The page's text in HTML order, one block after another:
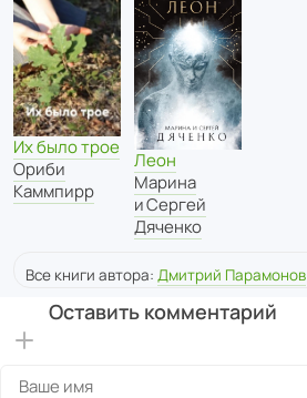
Их было трое
Ориби
Каммпирр
Леон
Марина
и Сергей
Дяченко
Все книги автора: Дмитрий Парамонов
Оставить комментарий